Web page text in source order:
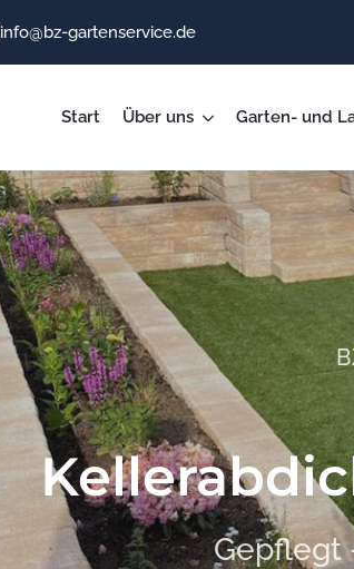
info@bz-gartenservice.de
Start Über uns Garten- und
Gepflegt